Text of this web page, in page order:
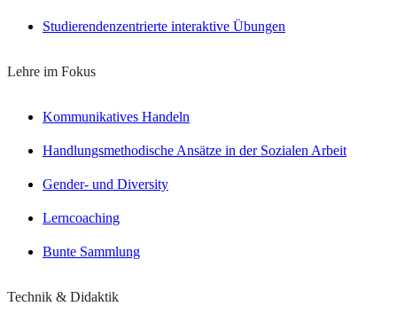
Studierendenzentrierte interaktive Übungen
Lehre im Fokus
Kommunikatives Handeln
Handlungsmethodische Ansätze in der Sozialen Arbeit
Gender- und Diversity
Lerncoaching
Bunte Sammlung
Technik & Didaktik